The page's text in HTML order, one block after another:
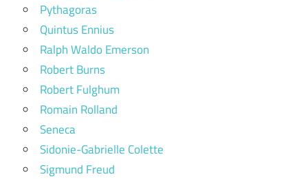
Pythagoras
Quintus Ennius
Ralph Waldo Emerson
Robert Burns
Robert Fulghum
Romain Rolland
Seneca
Sidonie-Gabrielle Colette
Sigmund Freud